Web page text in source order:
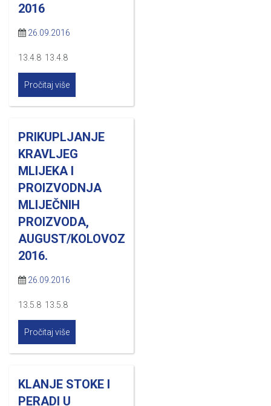
2016
26.09.2016
13.4.8 13.4.8
Pročitaj više
PRIKUPLJANJE
KRAVLJEG
MLIJEKA I
PROIZVODNJA
MLIJEČNIH
PROIZVODA,
AUGUST/KOLOVOZ
2016.
26.09.2016
13.5.8 13.5.8
Pročitaj više
KLANJE STOKE I
PERADI U